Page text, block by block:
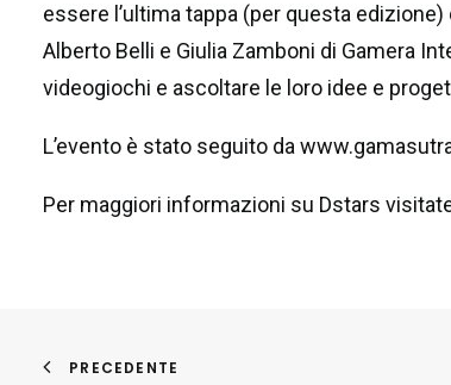
essere l’ultima tappa (per questa
Alberto Belli e Giulia Zamboni di Gamera
videogiochi e ascoltare le loro idee e
L’evento è stato seguito da
Per maggiori informazioni su Dstars
PRECEDENTE